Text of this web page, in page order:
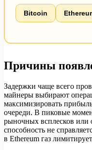
Bitcoin
Причины
Задержки чаще всего
майнеры выбирают
максимизировать
очереди. В пиковые
рыночных всплесков или
способность не
в Ethereum газ